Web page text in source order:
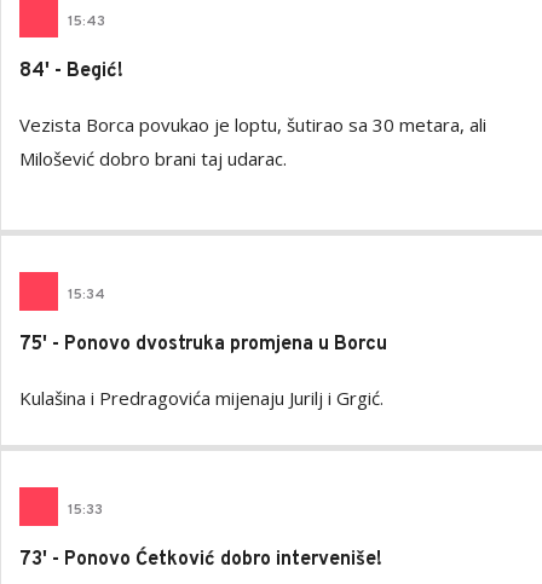
15:43
84' - Begić!
Vezista Borca povukao je loptu, šutirao sa 30 metara, ali
Milošević dobro brani taj udarac.
15:34
75' - Ponovo dvostruka promjena u Borcu
Kulašina i Predragovića mijenaju Jurilj i Grgić.
15:33
73' - Ponovo Ćetković dobro interveniše!